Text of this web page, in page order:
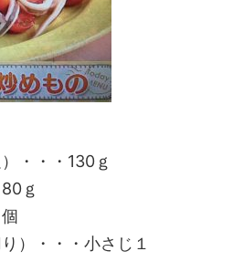
・・・130ｇ
ｇ
）・・・小さじ１